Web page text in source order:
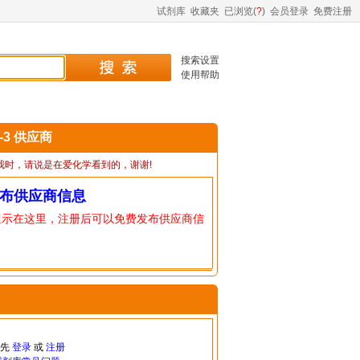
试剂库 收藏夹 已浏览(?) 会员登录 免费注册
搜索设置
使用帮助
供应商
时，请说是在爱化学看到的，谢谢!
供应商信息
在这里，注册后可以免费发布供应商信
登录或 注册